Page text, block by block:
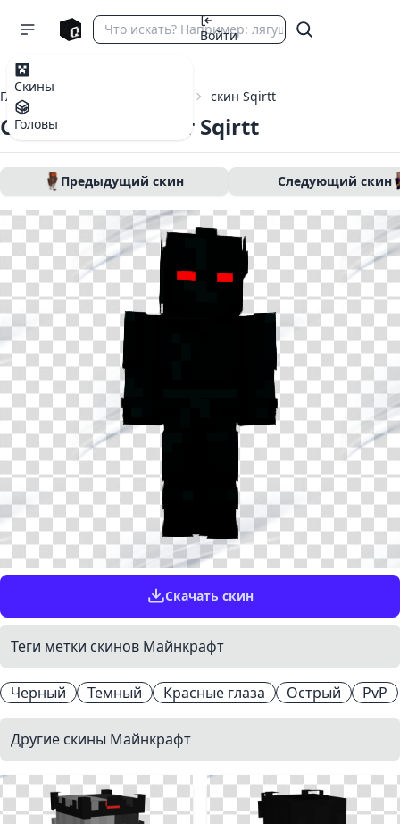
Скины
Головы
Войти
Главная скин Sqirtt
Скин Майнкрафт Sqirtt
Предыдущий скин Следующий скин
Скачать скин
Теги метки скинов Майнкрафт
Черный Темный Красные глаза Острый PvP
Другие скины Майнкрафт